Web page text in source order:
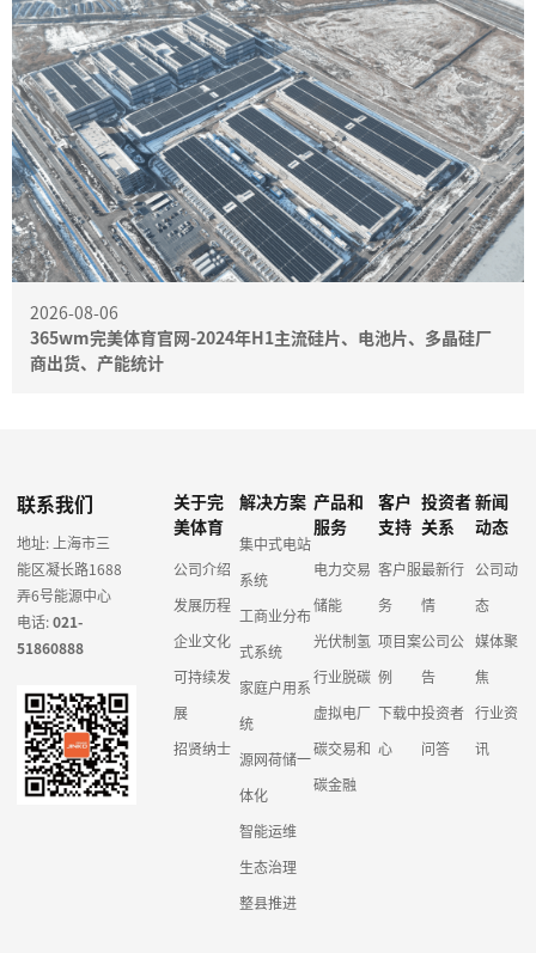
2026-08-06
365wm完美体育官网-2024年H1主流硅片、电池片、多晶硅厂
商出货、产能统计
联系我们
地址: 上海市三
能区凝长路1688
弄6号能源中心
电话:021-
51860888
关于完
美体育
公司介绍
发展历程
企业文化
可持续发
展
招贤纳士
解决方案
集中式电站
系统
工商业分布
式系统
家庭户用系
统
源网荷储一
体化
智能运维
生态治理
整县推进
产品和
服务
电力交易
储能
光伏制氢
行业脱碳
虚拟电厂
碳交易和
碳金融
客户
支持
客户服
务
项目案
例
下载中
心
投资者
关系
最新行
情
公司公
告
投资者
问答
新闻
动态
公司动
态
媒体聚
焦
行业资
讯